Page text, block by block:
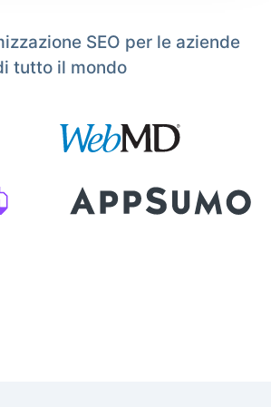
SEO per le aziende
tutto il mondo